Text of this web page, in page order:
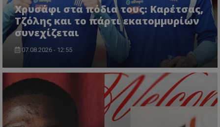
Χρυσάφι στα πόδια τους: Καρέτσας,
Τζόλης και το πάρτι εκατομμυρίων
συνεχίζεται
07.08.2026 - 12:55